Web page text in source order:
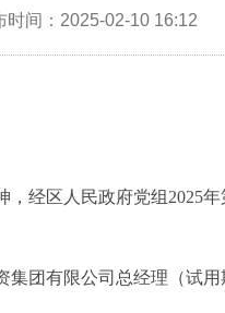
时间：2025-02-10 16:12
经区人民政府党组2025年
有限公司总经理（试用